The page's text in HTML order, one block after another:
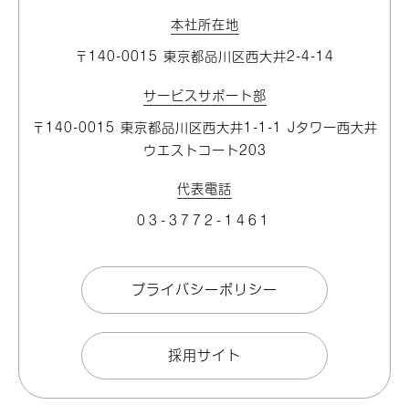
本社所在地
〒140-0015 東京都品川区⻄大井2-4-14
サービスサポート部
〒140-0015 東京都品川区⻄大井1-1-1 Jタワー⻄大井
ウエストコート203
代表電話
03-3772-1461
プライバシーポリシー
採用サイト